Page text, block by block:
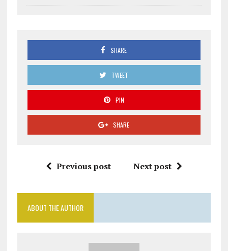
SHARE
TWEET
PIN
SHARE
Previous post Next post
ABOUT THE AUTHOR